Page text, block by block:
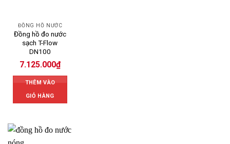
ĐỒNG HỒ NƯỚC
Đồng hồ đo nước
sạch T-Flow
DN100
7.125.000₫
THÊM VÀO
GIỎ HÀNG